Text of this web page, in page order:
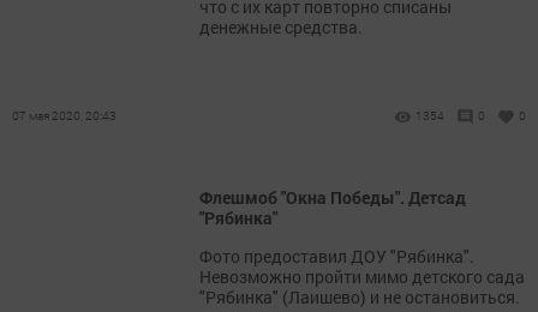
что с их карт повторно списаны
денежные средства.
07 мая 2020, 20:43 1354 0 0
Флешмоб "Окна Победы". Детсад
"Рябинка"
Фото предоставил ДОУ "Рябинка".
Невозможно пройти мимо детского сада
"Рябинка" (Лаишево) и не остановиться.